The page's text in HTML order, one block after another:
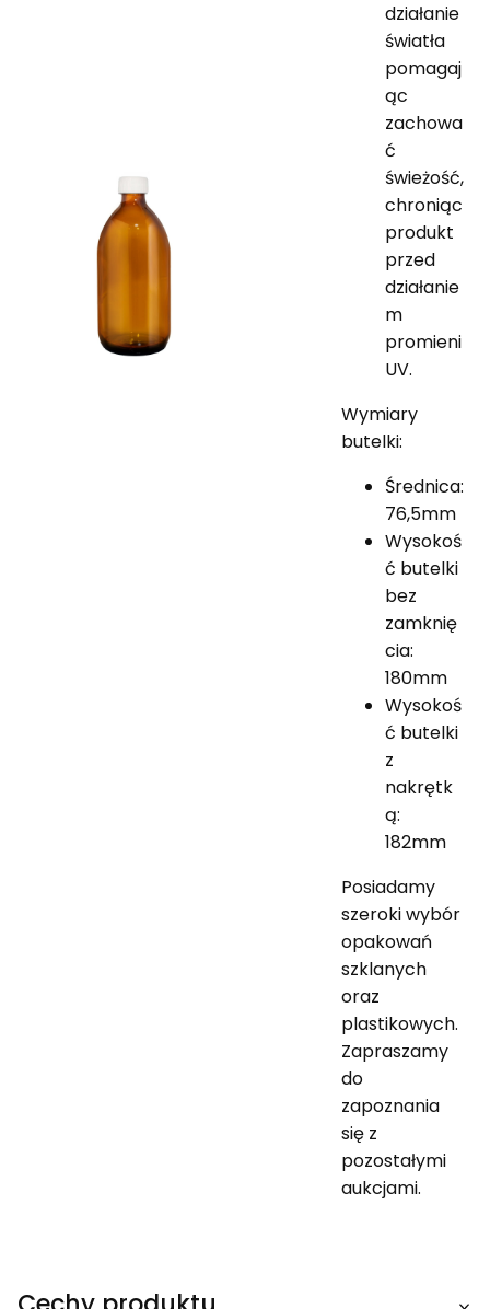
działanie
światła
pomagaj
ąc
zachowa
ć
świeżość,
chroniąc
produkt
przed
działanie
m
promieni
UV.
Wymiary
butelki:
Średnica:
76,5mm
Wysokoś
ć butelki
bez
zamknię
cia:
180mm
Wysokoś
ć butelki
z
nakrętk
ą:
182mm
Posiadamy
szeroki wybór
opakowań
szklanych
oraz
plastikowych.
Zapraszamy
do
zapoznania
się z
pozostałymi
aukcjami.